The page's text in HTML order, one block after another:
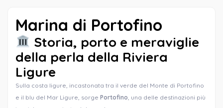
Marina di Portofino
Storia, porto e meraviglie
della perla della Riviera
Ligure
Sulla costa ligure, incastonata tra il verde del Monte di Portofino
e il blu del Mar Ligure, sorge Portofino , una delle destinazioni più